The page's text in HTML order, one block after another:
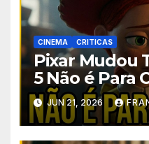
CINEMA CRITICAS
Pixar Mudou
5 Não é Para
JUN 21, 2026